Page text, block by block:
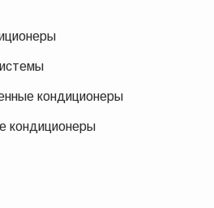
кондиционеры
кондиционеры